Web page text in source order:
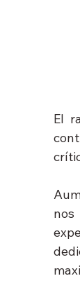
El
nos